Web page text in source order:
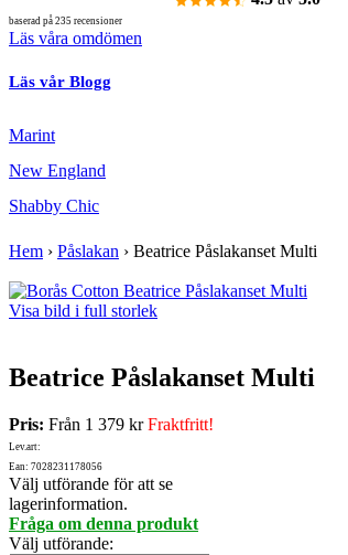
baserad på 235 recensioner
Läs våra omdömen
Läs vår Blogg
Marint
New England
Shabby Chic
Hem › Påslakan › Beatrice Påslakanset Multi
Visa bild i full storlek
Beatrice Påslakanset Multi
Pris: Från 1 379 krFraktfritt!
Lev.art:
Ean: 7028231178056
Välj utförande för att se
lagerinformation.
Fråga om denna produkt
Välj utförande: